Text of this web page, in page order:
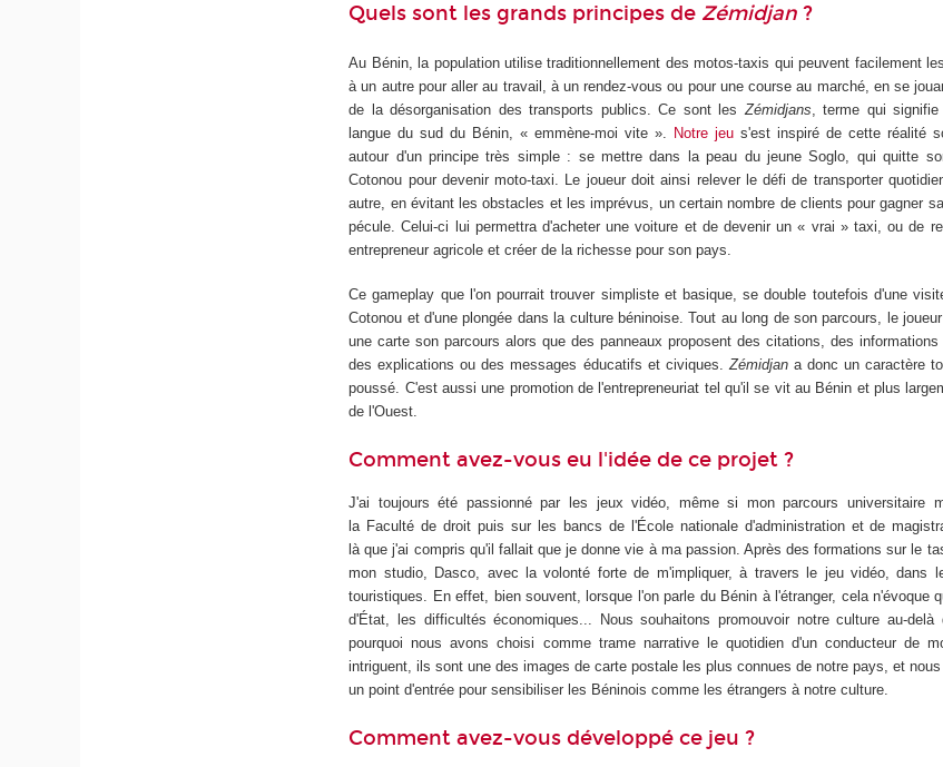
Quels sont les grands principes de Zémidjan?
Au Bénin, la population utilise traditionnellement des motos-taxis qui peuvent facilement
à un autre pour aller au travail, à un rendez-vous ou pour une course au marché, en se
de la désorganisation des transports publics. Ce sont les Zémidjans , terme qui
langue du sud du Bénin, « emmène-moi vite ».
Notre jeu s'est inspiré de cette réalité
autour d'un principe très simple : se mettre dans la peau du jeune Soglo, qui quitte
Cotonou pour devenir moto-taxi. Le joueur doit ainsi relever le défi de transporter
autre, en évitant les obstacles et les imprévus, un certain nombre de clients pour gagner
pécule. Celui-ci lui permettra d'acheter une voiture et de devenir un « vrai » taxi, ou de
entrepreneur agricole et créer de la richesse pour son pays.
Ce gameplay que l'on pourrait trouver simpliste et basique, se double toutefois d'une
Cotonou et d'une plongée dans la culture béninoise. Tout au long de son parcours, le
une carte son parcours alors que des panneaux proposent des citations, des
des explications ou des messages éducatifs et civiques.Zémidjana donc un caractère
poussé. C'est aussi une promotion de l'entrepreneuriat tel qu'il se vit au Bénin et plus
de l'Ouest.
Comment avez-vous eu l'idée de ce projet ?
J'ai toujours été passionné par les jeux vidéo, même si mon parcours universitaire
la Faculté de droit puis sur les bancs de l'École nationale d'administration et de
là que j'ai compris qu'il fallait que je donne vie à ma passion. Après des formations sur le
mon studio, Dasco, avec la volonté forte de m'impliquer, à travers le jeu vidéo, dans
touristiques. En effet, bien souvent, lorsque l'on parle du Bénin à l'étranger, cela n'évoque
d'État, les difficultés économiques... Nous souhaitons promouvoir notre culture au-
pourquoi nous avons choisi comme trame narrative le quotidien d'un conducteur de
intriguent, ils sont une des images de carte postale les plus connues de notre pays, et
un point d'entrée pour sensibiliser les Béninois comme les étrangers à notre culture.
Comment avez-vous développé ce jeu ?